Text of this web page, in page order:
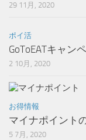
29 11月, 2020
ポイ活
GoToEATキャン
2 10月, 2020
お得情報
マイナポイント
5 7月, 2020